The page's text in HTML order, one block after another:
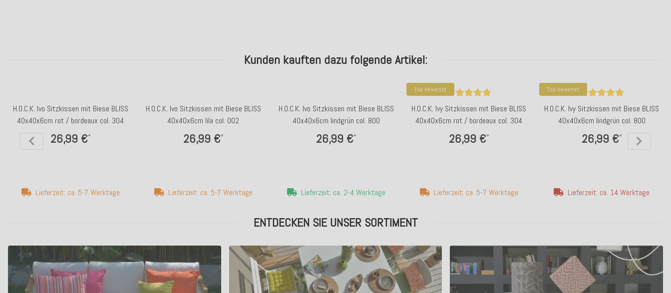
Kunden kauften dazu folgende Artikel:
H.O.C.K. Ivo Sitzkissen mit Biese BLISS
40x40x6cm rot / bordeaux col. 304
26,99 €*
Lieferzeit: ca. 5-7 Werktage
H.O.C.K. Ivo Sitzkissen mit Biese BLISS
40x40x6cm lila col. 002
26,99 €*
Lieferzeit: ca. 5-7 Werktage
H.O.C.K. Ivo Sitzkissen mit Biese BLISS
40x40x6cm lindgrün col. 800
26,99 €*
Lieferzeit: ca. 2-4 Werktage
Top bewertet
H.O.C.K. Ivy Sitzkissen mit Biese BLISS
40x40x6cm rot / bordeaux col. 304
26,99 €*
Lieferzeit: ca. 5-7 Werktage
Top bewertet
H.O.C.K. Ivy Sitzkissen mit Biese BLISS
40x40x6cm lindgrün col. 800
26,99 €*
Lieferzeit: ca. 14 Werktage
ENTDECKEN SIE UNSER SORTIMENT